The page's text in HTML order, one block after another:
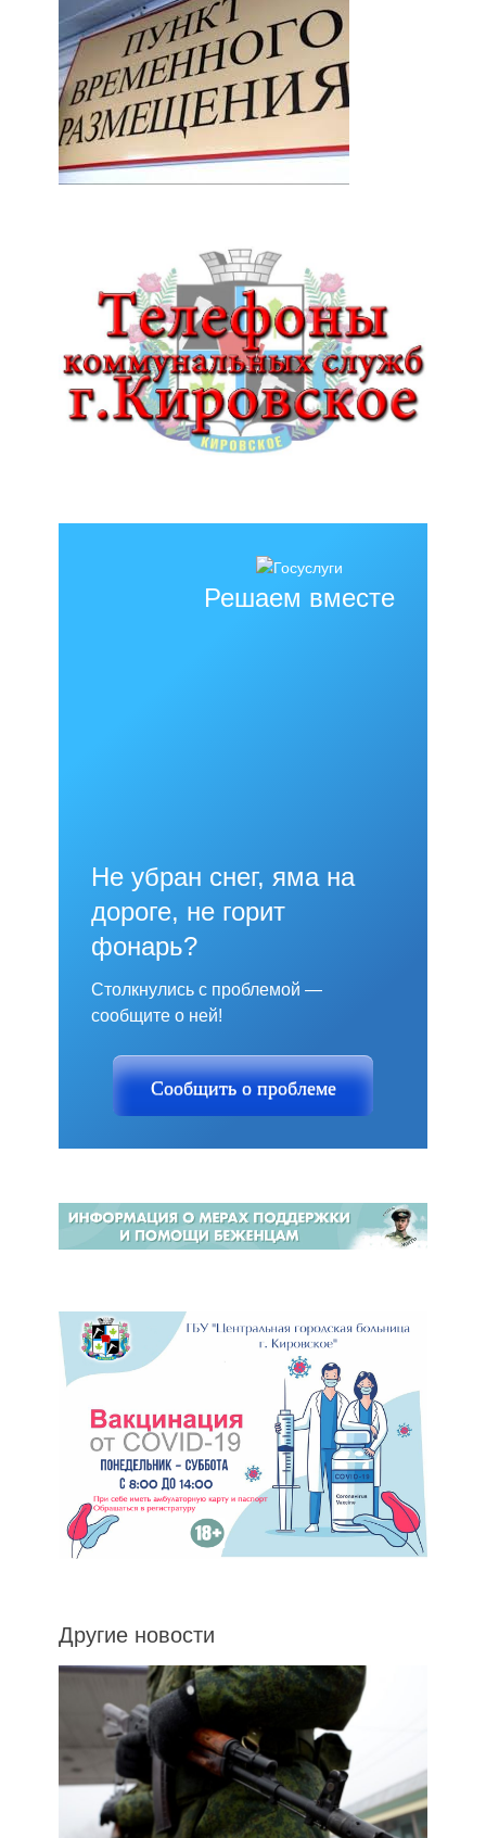
Решаем вместе
Не убран снег, яма на
дороге, не горит
фонарь?
Столкнулись с проблемой —
сообщите о ней!
Сообщить о проблеме
Другие новости